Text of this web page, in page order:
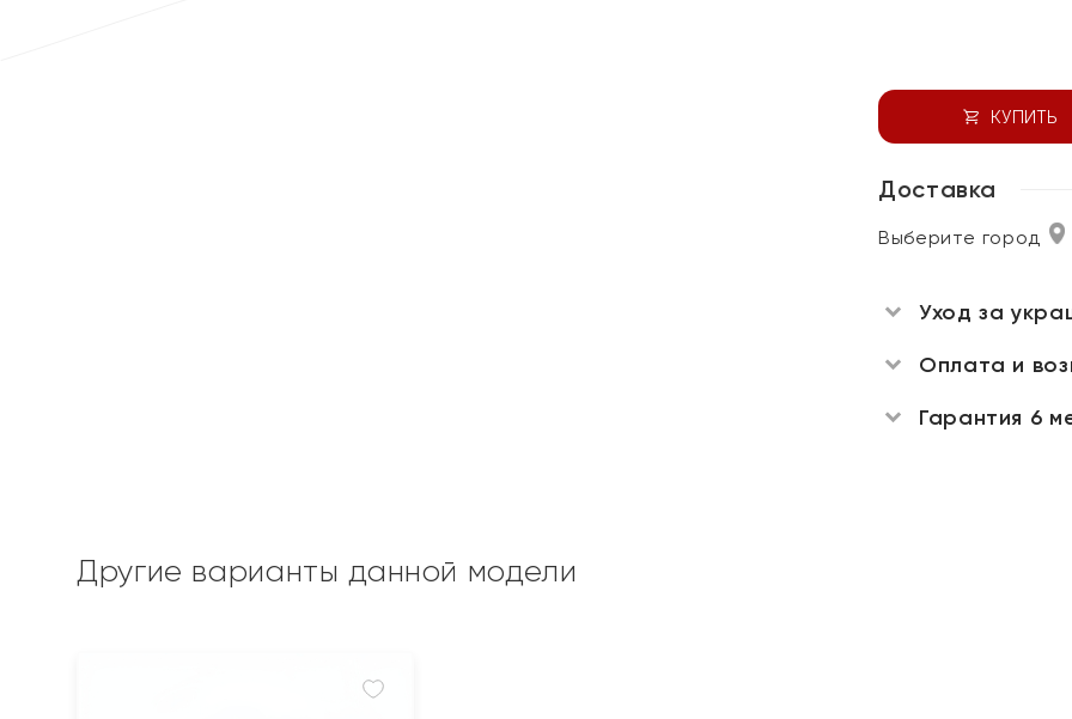
КУПИТЬ
Доставка
Выберите город
Уход за
Оплата и
Гарантия 6
Другие варианты данной модели